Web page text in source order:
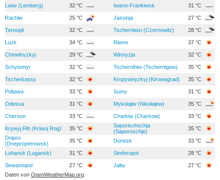
Lwiw (Lemberg) 32 °C Iwano-Frankiwsk 31 °C
Rachiw 25 °C Jassinja 27 °C
Ternopil 32 °C Tscherniwzi (Czernowitz) 28 °C
Luzk 34 °C Riwne 37 °C
Chmelnyzkyj 29 °C Winnyzja 32 °C
Schytomyr 32 °C Tschernihiw (Tschernigow) 35 °C
Tscherkassy 32 °C Kropywnyzkyj (Kirowograd) 35 °C
Poltawa 33 °C Sumy 31 °C
Odessa 31 °C Mykolajiw (Nikolajew) 35 °C
Cherson 33 °C Charkiw (Charkow) 33 °C
Krywyj Rih (Kriwoj Rog) 35 °C
Saporischschja
(Saporoschje)
35 °C
Dnipro
(Dnepropetrowsk)
35 °C Donezk 33 °C
Luhansk (Lugansk) 31 °C Simferopol 28 °C
Sewastopol 27 °C Jalta
27 °C
Daten von OpenWeatherMap.org